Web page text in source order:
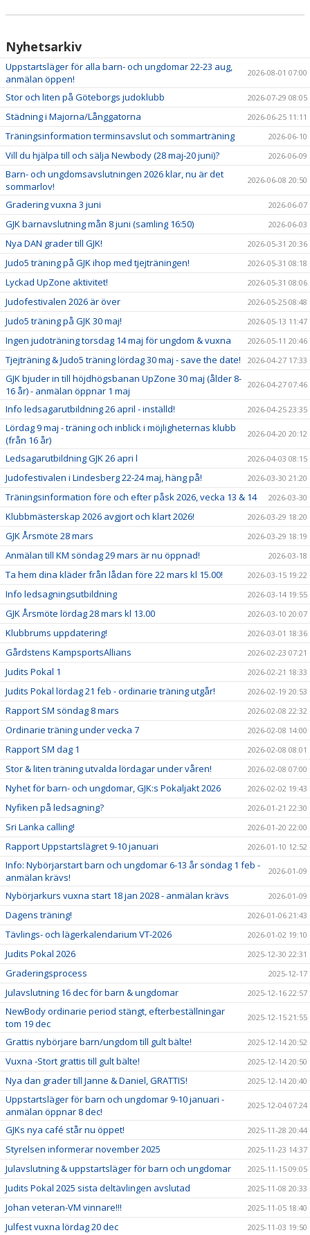
Nyhetsarkiv
Uppstartsläger för alla barn- och ungdomar 22-23 aug,
anmälan öppen!
2026-08-01 07:00
Stor och liten på Göteborgs judoklubb 2026-07-29 08:05
Städning i Majorna/Långgatorna 2026-06-25 11:11
Träningsinformation terminsavslut och sommarträning 2026-06-10
Vill du hjälpa till och sälja Newbody (28 maj-20 juni)? 2026-06-09
Barn- och ungdomsavslutningen 2026 klar, nu är det
sommarlov!
2026-06-08 20:50
Gradering vuxna 3 juni 2026-06-07
GJK barnavslutning mån 8 juni (samling 16:50) 2026-06-03
Nya DAN grader till GJK! 2026-05-31 20:36
Judo5 träning på GJK ihop med tjejträningen! 2026-05-31 08:18
Lyckad UpZone aktivitet! 2026-05-31 08:06
Judofestivalen 2026 är över 2026-05-25 08:48
Judo5 träning på GJK 30 maj! 2026-05-13 11:47
Ingen judoträning torsdag 14 maj för ungdom & vuxna 2026-05-11 20:46
Tjejträning & Judo5 träning lördag 30 maj - save the date! 2026-04-27 17:33
GJK bjuder in till höjdhögsbanan UpZone 30 maj (ålder 8-
16 år) - anmälan öppnar 1 maj
2026-04-27 07:46
Info ledsagarutbildning 26 april - inställd! 2026-04-25 23:35
Lördag 9 maj - träning och inblick i möjligheternas klubb
(från 16 år)
2026-04-20 20:12
Ledsagarutbildning GJK 26 apri l 2026-04-03 08:15
Judofestivalen i Lindesberg 22-24 maj, häng på! 2026-03-30 21:20
Träningsinformation före och efter påsk 2026, vecka 13 & 14 2026-03-30
Klubbmästerskap 2026 avgjort och klart 2026! 2026-03-29 18:20
GJK Årsmöte 28 mars 2026-03-29 18:19
Anmälan till KM söndag 29 mars är nu öppnad! 2026-03-18
Ta hem dina kläder från lådan före 22 mars kl 15.00! 2026-03-15 19:22
Info ledsagningsutbildning 2026-03-14 19:55
GJK Årsmöte lördag 28 mars kl 13.00 2026-03-10 20:07
Klubbrums uppdatering! 2026-03-01 18:36
Gårdstens KampsportsAllians 2026-02-23 07:21
Judits Pokal 1 2026-02-21 18:33
Judits Pokal lördag 21 feb - ordinarie träning utgår! 2026-02-19 20:53
Rapport SM söndag 8 mars 2026-02-08 22:32
Ordinarie träning under vecka 7 2026-02-08 14:00
Rapport SM dag 1 2026-02-08 08:01
Stor & liten träning utvalda lördagar under våren! 2026-02-08 07:00
Nyhet för barn- och ungdomar, GJK:s Pokaljakt 2026 2026-02-02 19:43
Nyfiken på ledsagning? 2026-01-21 22:30
Sri Lanka calling! 2026-01-20 22:00
Rapport Uppstartslägret 9-10 januari 2026-01-10 12:52
Info: Nybörjarstart barn och ungdomar 6-13 år söndag 1 feb -
anmälan krävs!
2026-01-09
Nybörjarkurs vuxna start 18 jan 2028 - anmälan krävs 2026-01-09
Dagens träning! 2026-01-06 21:43
Tävlings- och lägerkalendarium VT-2026 2026-01-02 19:10
Judits Pokal 2026 2025-12-30 22:31
Graderingsprocess 2025-12-17
Julavslutning 16 dec för barn & ungdomar 2025-12-16 22:57
NewBody ordinarie period stängt, efterbeställningar
tom 19 dec
2025-12-15 21:55
Grattis nybörjare barn/ungdom till gult bälte! 2025-12-14 20:52
Vuxna -Stort grattis till gult bälte! 2025-12-14 20:50
Nya dan grader till Janne & Daniel, GRATTIS! 2025-12-14 20:40
Uppstartsläger för barn och ungdomar 9-10 januari -
anmälan öppnar 8 dec!
2025-12-04 07:24
GJKs nya café står nu öppet! 2025-11-28 20:44
Styrelsen informerar november 2025 2025-11-23 14:37
Julavslutning & uppstartsläger för barn och ungdomar 2025-11-15 09:05
Judits Pokal 2025 sista deltävlingen avslutad 2025-11-08 20:33
Johan veteran-VM vinnare!!! 2025-11-05 18:40
Julfest vuxna lördag 20 dec 2025-11-03 19:50